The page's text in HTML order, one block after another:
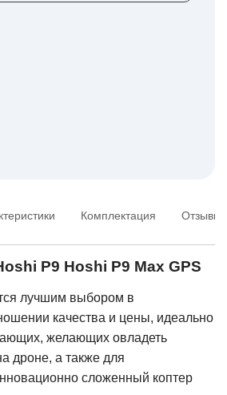
Комплектация Отзывы
P9 Hoshi P9 Max GPS
лучшим выбором в
качества и цены, идеально
желающих овладеть
дроне, а также для
сложенный коптер